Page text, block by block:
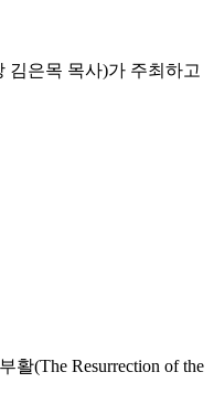
김은목 목사)가 주최하고
(The Resurrection of the